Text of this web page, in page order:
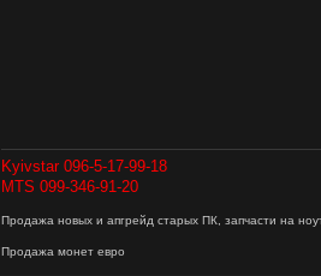
Kyivstar 096-5-17-99-18
MTS 099-346-91-20
Продажа новых и апгрейд старых ПК, запчасти на
Продажа монет евро